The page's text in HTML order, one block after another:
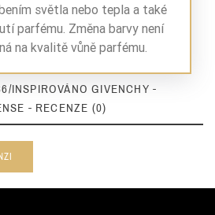
světla nebo tepla a také
parfému. Změna barvy není
na kvalitě vůně parfému.
INSPIROVÁNO GIVENCHY -
- RECENZE (0)